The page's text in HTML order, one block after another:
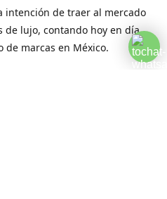
intención de traer al mercado
de lujo, contando hoy en día
marcas en México.